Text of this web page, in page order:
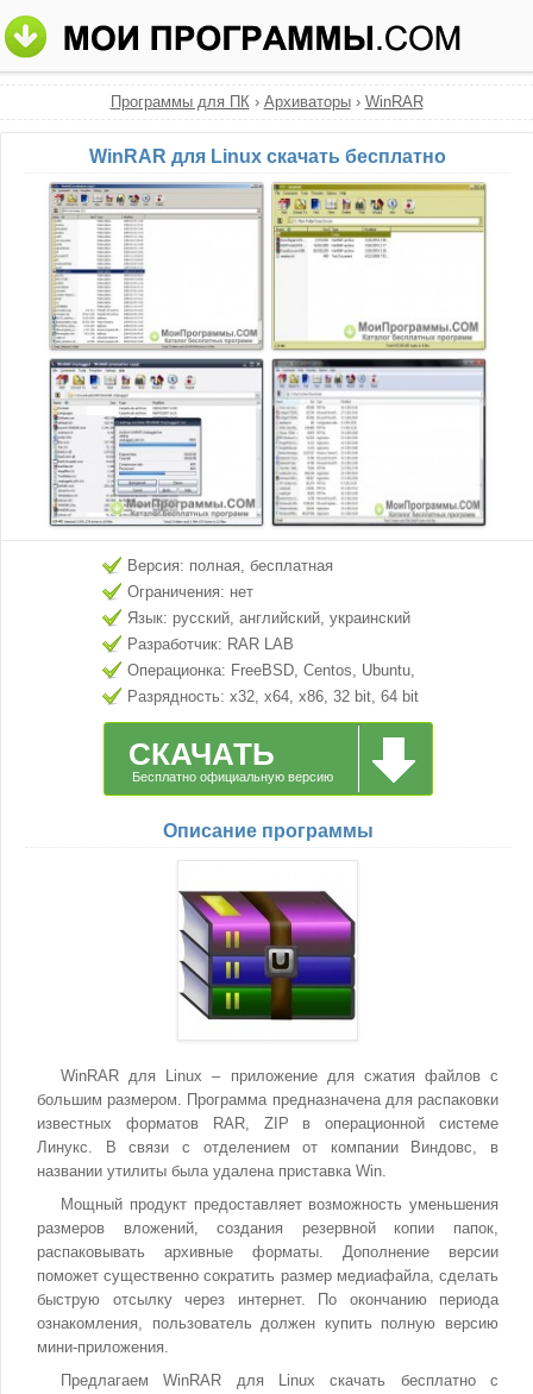
Программы для ПК› Архиваторы› WinRAR
WinRAR для Linux скачать бесплатно
Версия: полная, бесплатная
Ограничения: нет
Язык: русский, английский, украинский
Разработчик: RAR LAB
Операционка: FreeBSD, Centos, Ubuntu,
Debian
Разрядность: x32, x64, x86, 32 bit, 64 bit
СКАЧАТЬ
Бесплатно официальную версию
Описание программы
WinRAR для Linux – приложение для сжатия файлов с
большим размером. Программа предназначена для распаковки
известных форматов RAR, ZIP в операционной системе
Линукс. В связи с отделением от компании Виндовс, в
названии утилиты была удалена приставка Win.
Мощный продукт предоставляет возможность уменьшения
размеров вложений, создания резервной копии папок,
распаковывать архивные форматы. Дополнение версии
поможет существенно сократить размер медиафайла, сделать
быструю отсылку через интернет. По окончанию периода
ознакомления, пользователь должен купить полную версию
мини-приложения.
Предлагаем WinRAR для Linux скачать бесплатно с